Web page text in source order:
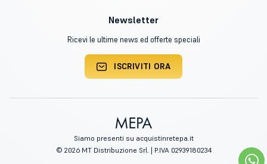
Newsletter
Ricevi le ultime news ed offerte speciali
ISCRIVITI ORA
© 2026 MT Distribuzione Srl. | P.IVA 02939180234
Siamo presenti su acquistinretepa.it